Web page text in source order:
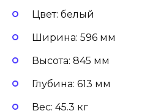
Цвет: белый
Ширина: 596 мм
Высота: 845 мм
Глубина: 613 мм
Вес: 45.3 кг